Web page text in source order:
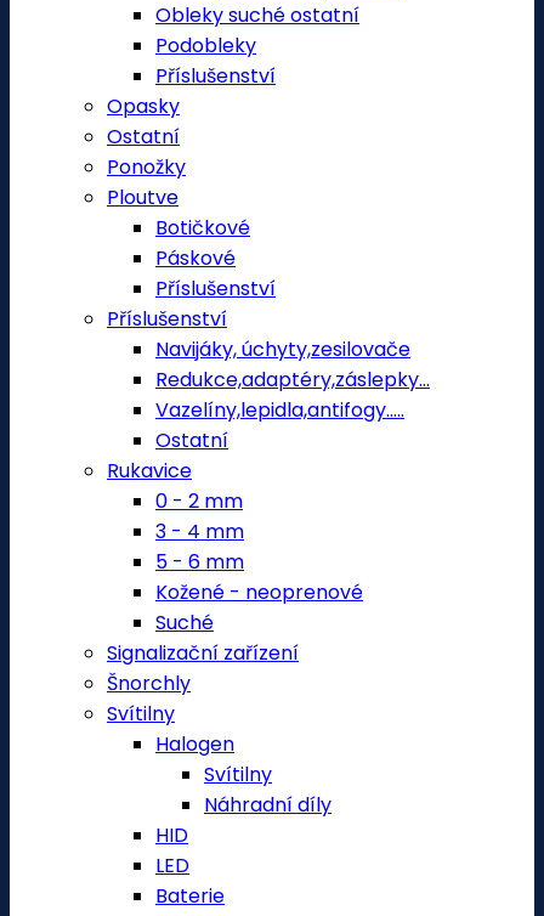
Obleky suché ostatní
Podobleky
Příslušenství
Opasky
Ostatní
Ponožky
Ploutve
Botičkové
Páskové
Příslušenství
Příslušenství
Navijáky, úchyty,zesilovače
Redukce,adaptéry,záslepky...
Vazelíny,lepidla,antifogy.....
Ostatní
Rukavice
0 - 2 mm
3 - 4 mm
5 - 6 mm
Kožené - neoprenové
Suché
Signalizační zařízení
Šnorchly
Svítilny
Halogen
Svítilny
Náhradní díly
HID
LED
Baterie